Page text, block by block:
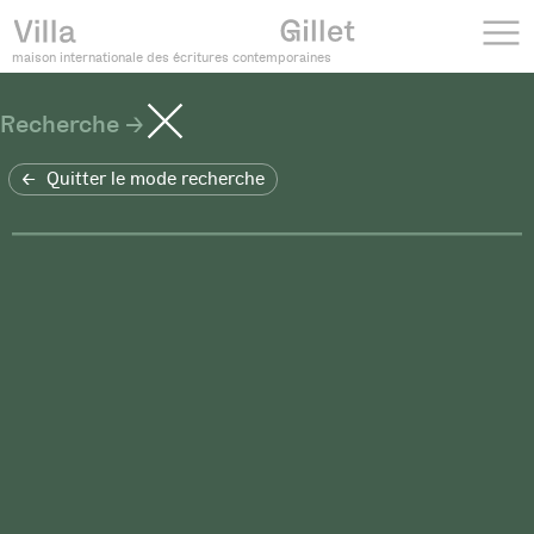
maison internationale des écritures contemporaines
Recherche
Quitter le mode recherche